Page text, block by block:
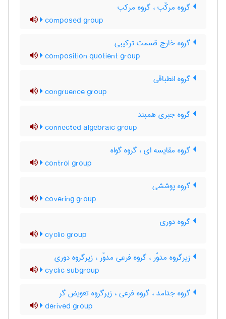
گروه مرکّب ، گروه مرکب
composed group
گروه خارج قسمت ترکیبی
composition quotient group
گروه انطباقی
congruence group
گروه جبری همبند
connected algebraic group
گروه مقایسه ای ، گروه گواه
control group
گروه پوششی
covering group
گروه دوری
cyclic group
زیرگروه مدوّر ، گروه فرعی مدوّر ، زیرگروه دوری
cyclic subgroup
گروه جدامد ، گروه فرعی ، زیرگروه تعویض گر
derived group